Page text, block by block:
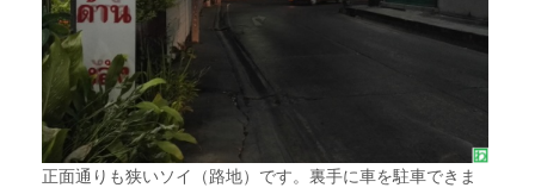
正面通りも狭いソイ（路地）です。裏手に車を駐車できま